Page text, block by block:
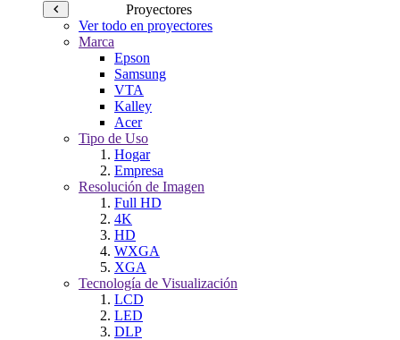
Proyectores
Ver todo en proyectores
Marca
Epson
Samsung
VTA
Kalley
Acer
Tipo de Uso
Hogar
Empresa
Resolución de Imagen
Full HD
4K
HD
WXGA
XGA
Tecnología de Visualización
LCD
LED
DLP